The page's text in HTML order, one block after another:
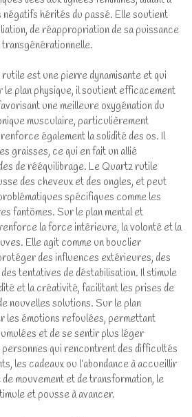
négatifs hérités du passé. Elle soutient
de réappropriation de sa puissance
est une pierre dynamisante et qui
plan physique, il soutient efficacement
une meilleure oxygénation du
musculaire, particulièrement
également la solidité des os. Il
graisses, ce qui en fait un allié
de rééquilibrage. Le Quartz rutile
des cheveux et des ongles, et peut
spécifiques comme les
fantômes. Sur le plan mental et
la force intérieure, la volonté et la
Elle agit comme un bouclier
des influences extérieures, des
tentatives de déstabilisation. Il stimule
et la créativité, facilitant les prises de
nouvelles solutions. Sur le plan
les émotions refoulées, permettant
et de se sentir plus léger
qui rencontrent des difficultés
les cadeaux ou l’abondance à accueillir
mouvement et de transformation, le
et pousse à avancer.